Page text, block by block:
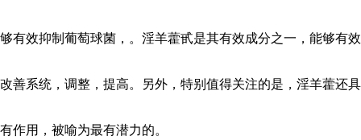
够有效抑制葡萄球菌，。淫羊藿甙是其有效成分之一，能够有效
改善系统，调整，提高。另外，特别值得关注的是，淫羊藿还具
有作用，被喻为最有潜力的。